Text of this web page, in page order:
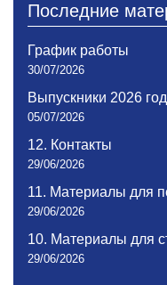
Последние
График работы
30/07/2026
Выпускники 2026
05/07/2026
12. Контакты
29/06/2026
11. Материалы для
29/06/2026
10. Материалы для
29/06/2026